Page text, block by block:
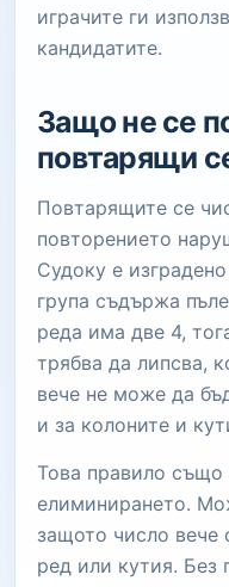
играчите ги
кандидатите.
Защо не се
повтарящи
Повтарящите се
повторението
Судоку е
група съдържа
реда има две 4,
трябва да липсва,
вече не може да
и за колоните и
Това правило
елиминирането.
защото число вече
ред или кутия. Без